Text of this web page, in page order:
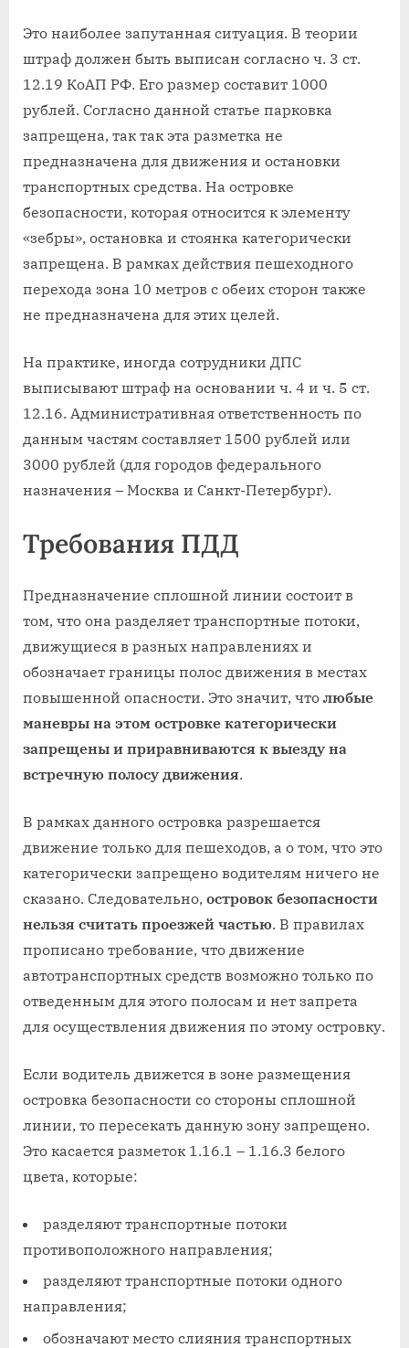
Это наиболее запутанная ситуация. В теории
штраф должен быть выписан согласно ч. 3 ст.
12.19 КоАП РФ. Его размер составит 1000
рублей. Согласно данной статье парковка
запрещена, так так эта разметка не
предназначена для движения и остановки
транспортных средства. На островке
безопасности, которая относится к элементу
«зебры», остановка и стоянка категорически
запрещена. В рамках действия пешеходного
перехода зона 10 метров с обеих сторон также
не предназначена для этих целей.
На практике, иногда сотрудники ДПС
выписывают штраф на основании ч. 4 и ч. 5 ст.
12.16. Административная ответственность по
данным частям составляет 1500 рублей или
3000 рублей (для городов федерального
назначения – Москва и Санкт-Петербург).
Требования ПДД
Предназначение сплошной линии состоит в
том, что она разделяет транспортные потоки,
движущиеся в разных направлениях и
обозначает границы полос движения в местах
повышенной опасности. Это значит, что любые
маневры на этом островке категорически
запрещены и приравниваются к выезду на
встречную полосу движения.
В рамках данного островка разрешается
движение только для пешеходов, а о том, что это
категорически запрещено водителям ничего не
сказано. Следовательно, островок безопасности
нельзя считать проезжей частью. В правилах
прописано требование, что движение
автотранспортных средств возможно только по
отведенным для этого полосам и нет запрета
для осуществления движения по этому островку.
Если водитель движется в зоне размещения
островка безопасности со стороны сплошной
линии, то пересекать данную зону запрещено.
Это касается разметок 1.16.1 – 1.16.3 белого
цвета, которые:
разделяют транспортные потоки
противоположного направления;
разделяют транспортные потоки одного
направления;
обозначают место слияния транспортных